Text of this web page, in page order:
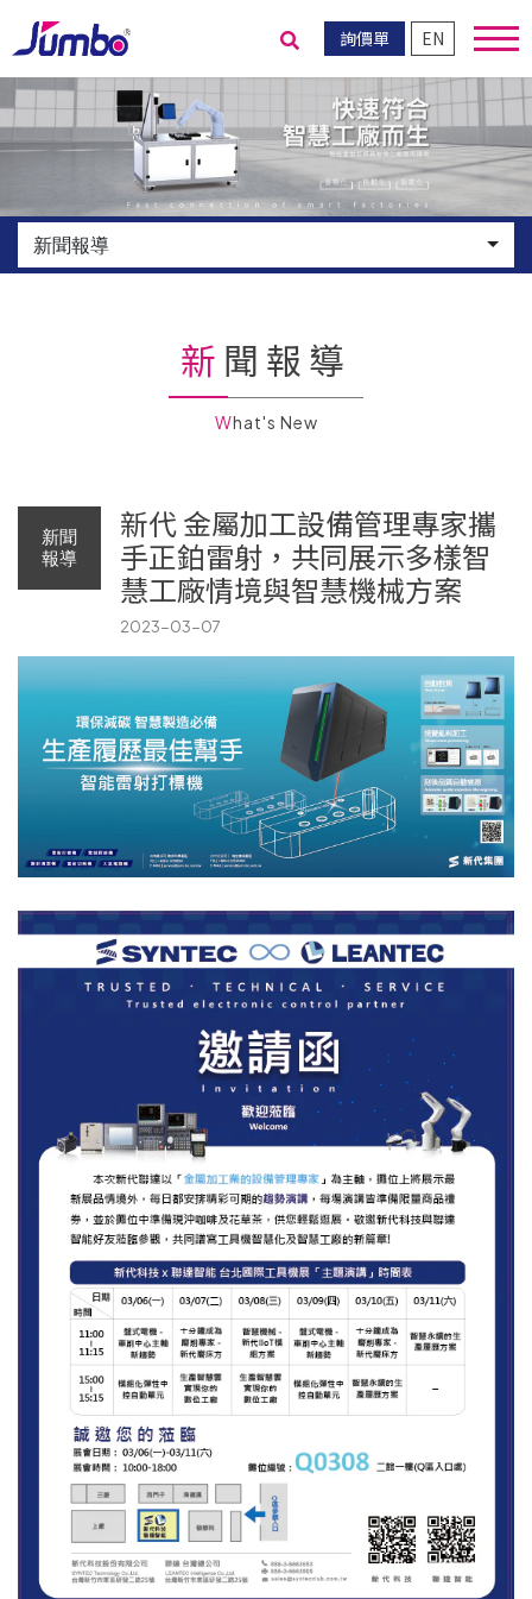
詢價單 EN
送出搜尋
新聞報導
新聞報導
What's New
新聞
報導
新代 金屬加工設備管理專家攜
手正鉑雷射，共同展示多樣智
慧工廠情境與智慧機械方案
2023-03-07